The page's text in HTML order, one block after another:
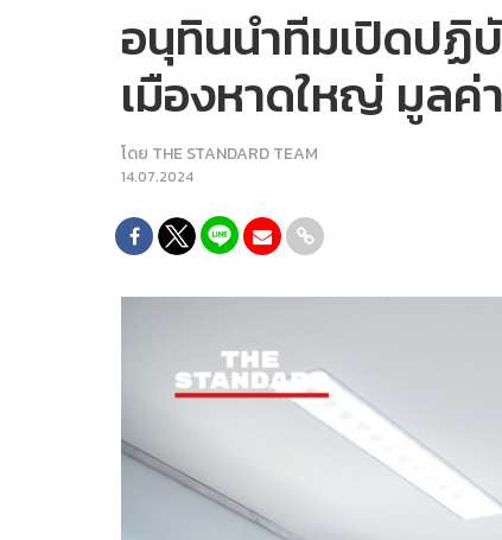
อนุทินนำทีมเปิดปฏิ
เมืองหาดใหญ่ มูลค่
โดย THE STANDARD TEAM
14.07.2024